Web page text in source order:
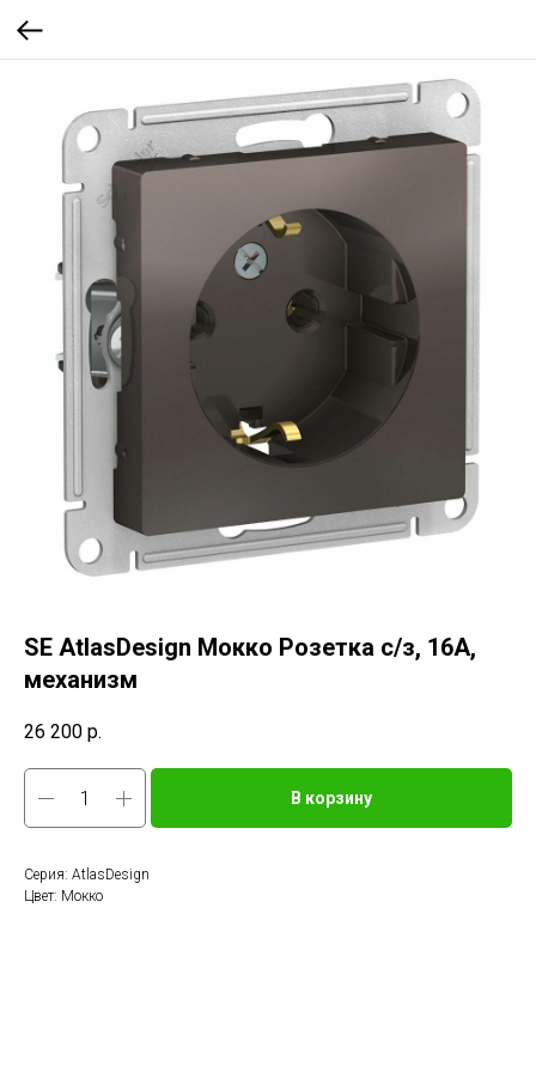
SE AtlasDesign Мокко Розетка с/з, 16А,
механизм
26 200 р.
В корзину
Серия: AtlasDesign
Цвет: Мокко